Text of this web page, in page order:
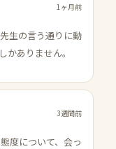
1ヶ月前
生の言う通りに動
かありません。
3週間前
度について、会っ